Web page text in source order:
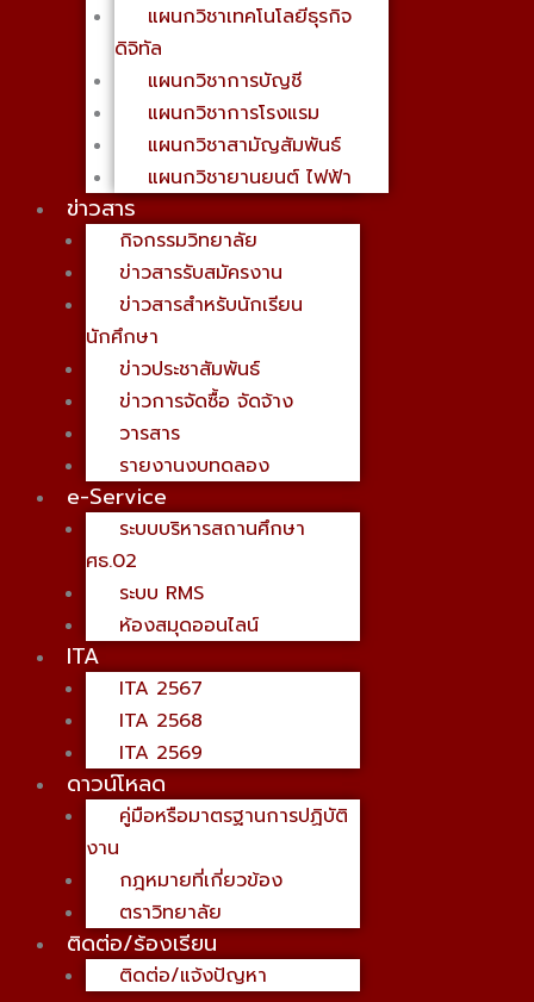
แผนกวิชาเทคโนโลยีธุรกิจ
ดิจิทัล
แผนกวิชาการบัญชี
แผนกวิชาการโรงแรม
แผนกวิชาสามัญสัมพันธ์
แผนกวิชายานยนต์ ไฟฟ้า
ข่าวสาร
กิจกรรมวิทยาลัย
ข่าวสารรับสมัครงาน
ข่าวสารสำหรับนักเรียน
นักศึกษา
ข่าวประชาสัมพันธ์
ข่าวการจัดซื้อ จัดจ้าง
วารสาร
รายงานงบทดลอง
e-Service
ระบบบริหารสถานศึกษา
ศธ.02
ระบบ RMS
ห้องสมุดออนไลน์
ITA
ITA 2567
ITA 2568
ITA 2569
ดาวน์โหลด
คู่มือหรือมาตรฐานการปฏิบัติ
งาน
กฎหมายที่เกี่ยวข้อง
ตราวิทยาลัย
ติดต่อ/ร้องเรียน
ติดต่อ/แจ้งปัญหา